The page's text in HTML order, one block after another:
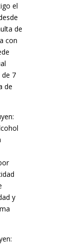
el
de
con
de 7
de
y